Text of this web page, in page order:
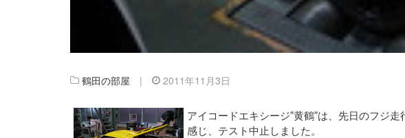
鶴田の部屋 | 2011年11月3日
アイコードエキシージ”黄鶴”は、先日のフジ
感じ、テスト中止しました。